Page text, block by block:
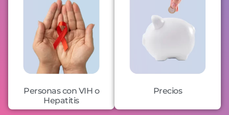
Personas con VIH o
Hepatitis
Precios